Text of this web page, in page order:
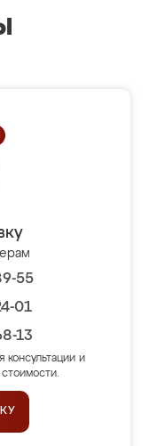
55
01
13
консультации и